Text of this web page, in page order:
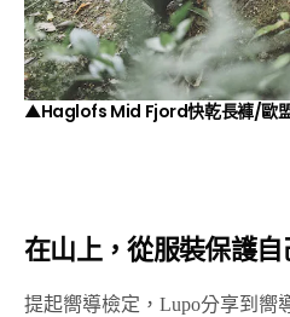
▲Haglofs Mid Fjord快乾長褲/歐
在山上，從服裝保護自
提起嚮導檢定，Lupo分享到嚮